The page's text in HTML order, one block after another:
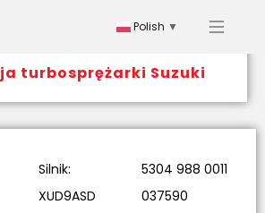
Polish ▼
turbosprężarki Suzuki
Silnik:
XUD9ASD
5304 988 0011
037590